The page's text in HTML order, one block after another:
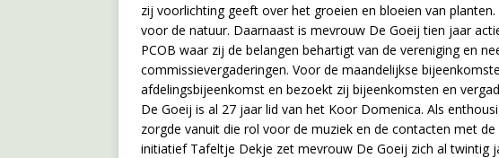
zij voorlichting geeft over het groeien en bloeien van
voor de natuur. Daarnaast is mevrouw De Goeij tien jaar
PCOB waar zij de belangen behartigt van de vereniging en
commissievergaderingen. Voor de maandelijkse
afdelingsbijeenkomst en bezoekt zij bijeenkomsten en
De Goeij is al 27 jaar lid van het Koor Domenica. Als
zorgde vanuit die rol voor de muziek en de contacten met
initiatief Tafeltje Dekje zet mevrouw De Goeij zich al twintig